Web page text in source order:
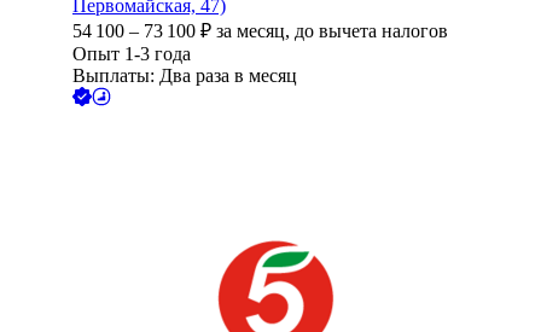
Первомайская, 47)
54 100 – 73 100 ₽ за месяц, до вычета налогов
Опыт 1-3 года
Выплаты: Два раза в месяц